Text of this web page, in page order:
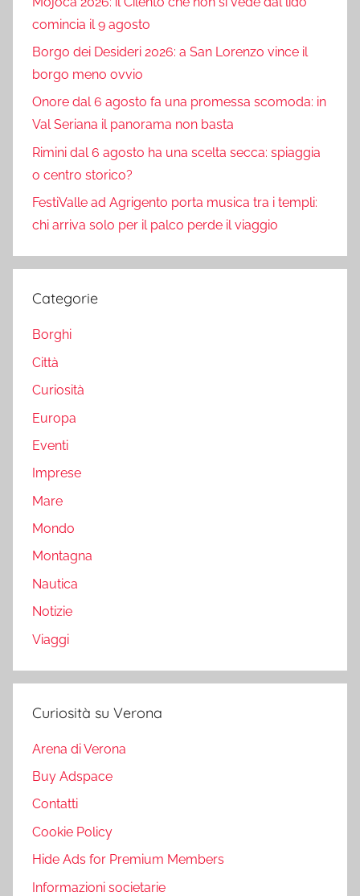
comincia il 9 agosto
Borgo dei Desideri 2026: a San Lorenzo vince il
borgo meno ovvio
Onore dal 6 agosto fa una promessa scomoda: in
Val Seriana il panorama non basta
Rimini dal 6 agosto ha una scelta secca: spiaggia
o centro storico?
FestiValle ad Agrigento porta musica tra i templi:
chi arriva solo per il palco perde il viaggio
Categorie
Borghi
Città
Curiosità
Europa
Eventi
Imprese
Mare
Mondo
Montagna
Nautica
Notizie
Viaggi
Curiosità su Verona
Arena di Verona
Buy Adspace
Contatti
Cookie Policy
Hide Ads for Premium Members
Informazioni societarie